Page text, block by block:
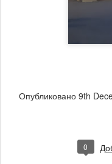
Опубликовано 9th
0